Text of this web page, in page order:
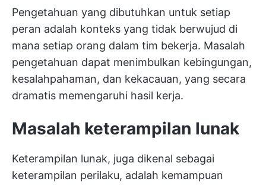
Pengetahuan yang dibutuhkan untuk setiap
peran adalah konteks yang tidak berwujud di
mana setiap orang dalam tim bekerja. Masalah
pengetahuan dapat menimbulkan kebingungan,
kesalahpahaman, dan kekacauan, yang secara
dramatis memengaruhi hasil kerja.
Masalah keterampilan lunak
Keterampilan lunak, juga dikenal sebagai
keterampilan perilaku, adalah kemampuan